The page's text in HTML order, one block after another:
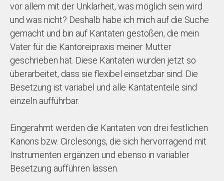
vor allem mit der Unklarheit, was möglich sein wird
und was nicht? Deshalb habe ich mich auf die Suche
gemacht und bin auf Kantaten gestoßen, die mein
Vater für die Kantoreipraxis meiner Mutter
geschrieben hat. Diese Kantaten wurden jetzt so
überarbeitet, dass sie flexibel einsetzbar sind. Die
Besetzung ist variabel und alle Kantatenteile sind
einzeln aufführbar.
Eingerahmt werden die Kantaten von drei festlichen
Kanons bzw. Circlesongs, die sich hervorragend mit
Instrumenten ergänzen und ebenso in variabler
Besetzung aufführen lassen.